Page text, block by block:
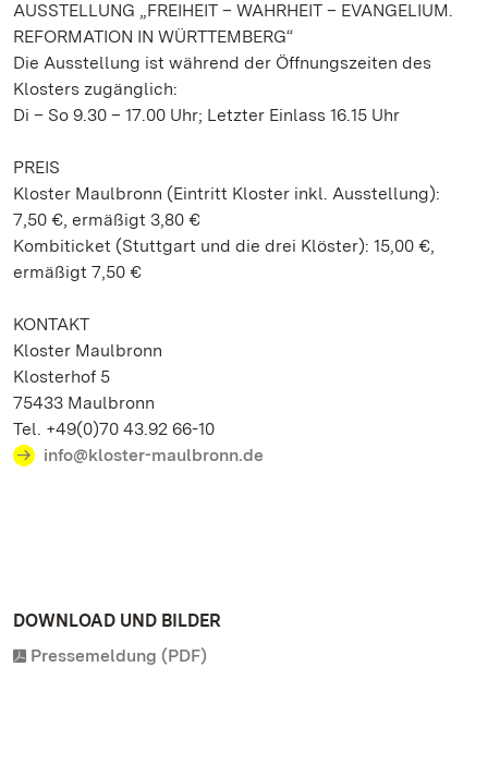
AUSSTELLUNG „FREIHEIT – WAHRHEIT – EVANGELIUM.
REFORMATION IN WÜRTTEMBERG“
Die Ausstellung ist während der Öffnungszeiten des
Klosters zugänglich:
Di – So 9.30 – 17.00 Uhr; Letzter Einlass 16.15 Uhr
PREIS
Kloster Maulbronn (Eintritt Kloster inkl. Ausstellung):
7,50 €, ermäßigt 3,80 €
Kombiticket (Stuttgart und die drei Klöster): 15,00 €,
ermäßigt 7,50 €
KONTAKT
Kloster Maulbronn
Klosterhof 5
75433 Maulbronn
Tel. +49(0)70 43.92 66-10
info@kloster-maulbronn.de
DOWNLOAD UND BILDER
Pressemeldung (PDF)